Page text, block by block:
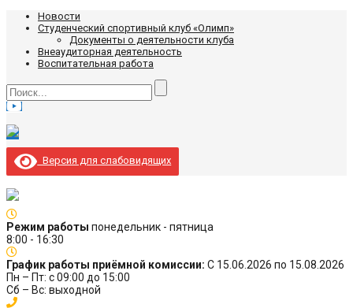
Новости
Студенческий спортивный клуб «Олимп»
Документы о деятельности клуба
Внеаудиторная деятельность
Воспитательная работа
Версия для слабовидящих
Режим работы понедельник - пятница
8:00 - 16:30
График работы приёмной комиссии: С 15.06.2026 по 15.08.2026
Пн – Пт: с 09:00 до 15:00
Сб – Вс: выходной